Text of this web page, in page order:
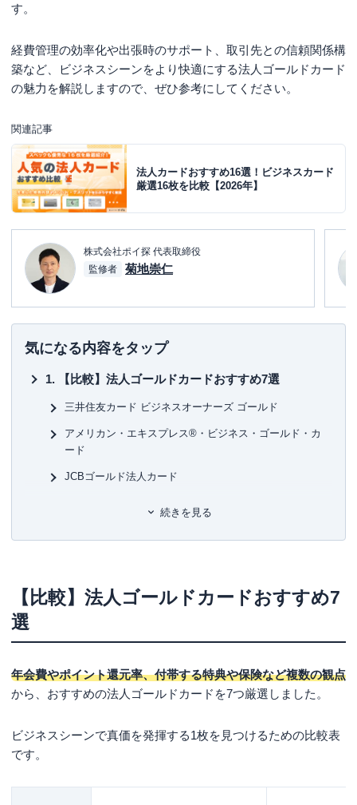
す。
経費管理の効率化や出張時のサポート、取引先との信頼関係構
築など、ビジネスシーンをより快適にする法人ゴールドカード
の魅力を解説しますので、ぜひ参考にしてください。
関連記事
法人カードおすすめ16選！ビジネスカード
厳選16枚を比較【2026年】
株式会社ポイ探 代表取締役
監修者
菊地崇仁
気になる内容をタップ
【比較】法人ゴールドカードおすすめ7選
三井住友カード ビジネスオーナーズ ゴールド
アメリカン・エキスプレス®︎・ビジネス・ゴールド・カ
ード
JCBゴールド法人カード
エキスプレス®・カード
利用可能額がアップする
出張などのサービスがより手厚くなる
法人ゴールドカード選びで重視したい7つのポイン
続きを見る
【比較】法人ゴールドカードおすすめ7
選
年会費やポイント還元率、付帯する特典や保険など複数の観点
から、おすすめの法人ゴールドカードを7つ厳選しました。
ビジネスシーンで真価を発揮する1枚を見つけるための比較表
です。